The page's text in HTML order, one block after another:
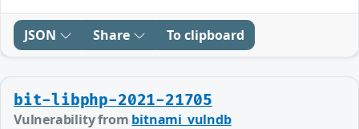
JSON Share To clipboard
bit-libphp-2021-21705
Vulnerability from bitnami_vulndb